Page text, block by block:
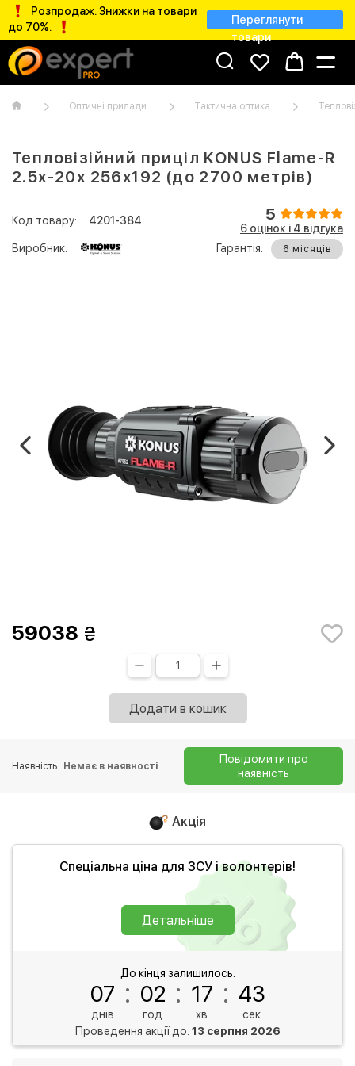
Розпродаж. Знижки на товари
до 70%.
Переглянути
товари
Оптичні прилади Тактична оптика
Тепловізійний приціл KONUS Flame-R
2.5x-20x 256x192 (до 2700 метрів)
Код товару: 4201-384 5
6 оцінок і 4 відгукa
Виробник:
Гарантія: 6 місяців
59038
Додати в кошик
Наявність: Немає в наявності
Повідомити про
наявність
Акція
Спеціальна ціна для ЗСУ і волонтерів!
Детальніше
До кінця залишилось:
07
днів
: 02
год
: 17
хв
: 43
сек
Проведення акції до: 13 серпня 2026